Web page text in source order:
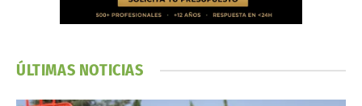
ÚLTIMAS NOTICIAS